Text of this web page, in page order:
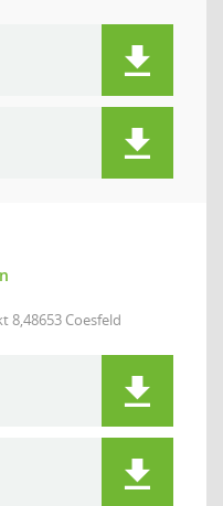
8,48653 Coesfeld